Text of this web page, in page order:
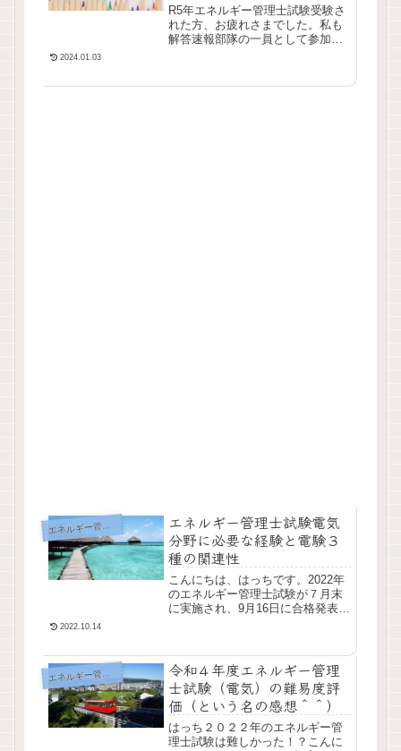
R5年エネルギー管理士試験受験さ
れた方、お疲れさまでした。私も
解答速報部隊の一員として参加さ
2024.01.03
エ
ネルギー管理士
エネルギー管理士試験電気
分野に必要な経験と電験３
種の関連性
こんにちは、はっちです。2022年
のエネルギー管理士試験が７月末
に実施され、9月16日に合格発表が
詰まってきて...
2022.10.14
エ
ネルギー管理士
令和４年度エネルギー管理
士試験（電気）の難易度評
価（という名の感想＾＾）
はっち２０２２年のエネルギー管
理士試験は難しかった！？こんに